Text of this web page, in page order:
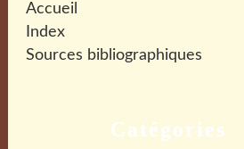
Catégories
Accueil
Index
Sources bibliographiques